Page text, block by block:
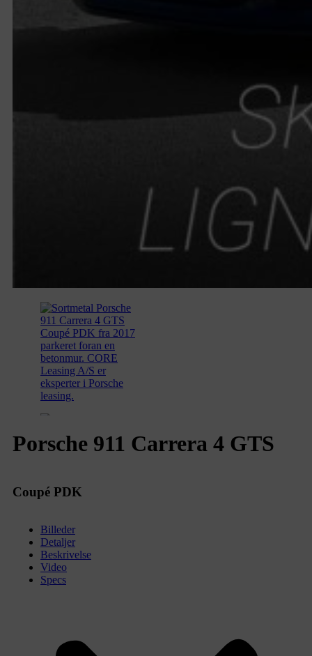
Porsche 911 Carrera 4 GTS
Coupé PDK
Billeder
Detaljer
Beskrivelse
Video
Specs